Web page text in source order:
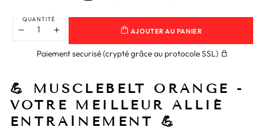
QUANTITÉ
+ AJOUTER AU PANIER
Paiement securisé (crypté grâce au protocole SSL)
💪 MUSCLEBELT ORANGE -
VOTRE MEILLEUR ALLIÉ
ENTRAÎNEMENT 💪